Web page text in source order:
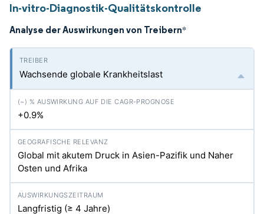
In-vitro-Diagnostik-Qualitätskontrolle
Analyse der Auswirkungen von Treibern*
Wachsende globale Krankheitslast
+0.9%
Global mit akutem Druck in Asien-Pazifik und Naher
Osten und Afrika
Langfristig (≥ 4 Jahre)